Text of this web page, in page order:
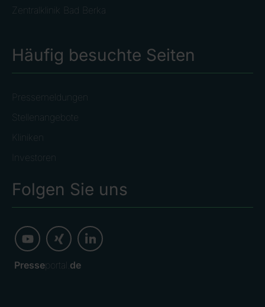
Zentralklinik Bad Berka
Häufig besuchte Seiten
Pressemeldungen
Stellenangebote
Kliniken
Investoren
Folgen Sie uns
Presseportal. de